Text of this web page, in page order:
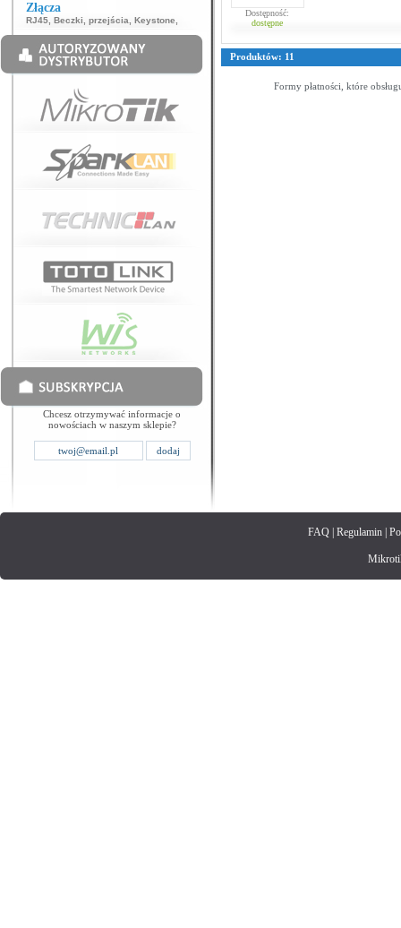
Złącza
RJ45 Beczki, przejścia Keystone
Chcesz otrzymywać informacje o
nowościach w naszym sklepie?
Dostępność:
dostępne
Produktów: 11
Formy płatności, które
FAQ| Regulamin|